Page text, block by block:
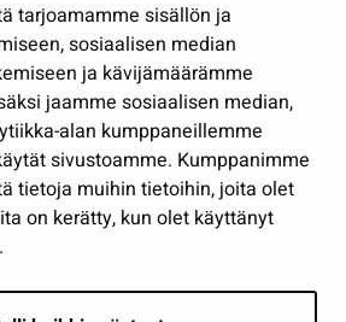
tarjoamamme sisällön ja
sosiaalisen median
ja kävijämäärämme
jaamme sosiaalisen median,
alan kumppaneillemme
sivustoamme. Kumppanimme
tietoja muihin tietoihin, joita olet
on kerätty, kun olet käyttänyt